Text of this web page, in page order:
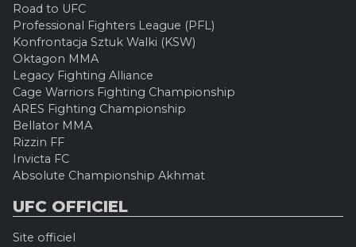
Road to UFC
Professional Fighters League (PFL)
Konfrontacja Sztuk Walki (KSW)
Oktagon MMA
Legacy Fighting Alliance
Cage Warriors Fighting Championship
ARES Fighting Championship
Bellator MMA
Rizzin FF
Invicta FC
Absolute Championship Akhmat
UFC OFFICIEL
Site officiel